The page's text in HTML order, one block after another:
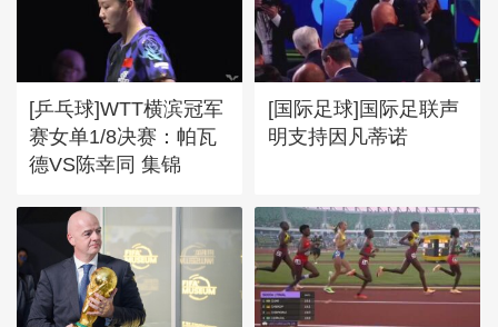
[乒乓球]WTT横滨冠军
赛女单1/8决赛：帕瓦
德VS陈幸同 集锦
[国际足球]国际足联声
明支持因凡蒂诺